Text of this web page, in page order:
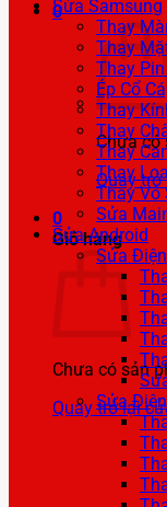
0
Chưa có
Quay
0
Giỏ hàng
Chưa có sản
Quay trở lại
Sửa Samsung
Thay
Thay
Thay
Ép Cổ
Thay
Thay
Thay
Thay
Thay Vỏ
Sửa
Sửa Android
Sửa
Sửa